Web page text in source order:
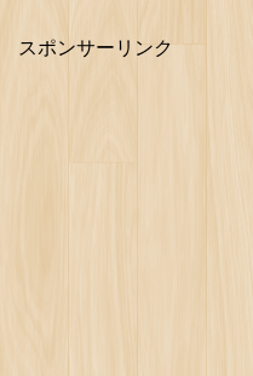
スポンサーリンク